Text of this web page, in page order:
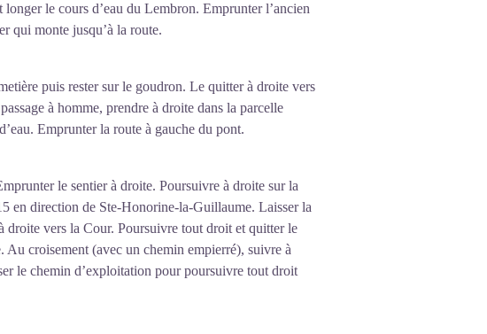
le cours d’eau du Lembron. Emprunter l’ancien
qui monte jusqu’à la route.
puis rester sur le goudron. Le quitter à droite vers
à homme, prendre à droite dans la parcelle
Emprunter la route à gauche du pont.
le sentier à droite. Poursuivre à droite sur la
en direction de Ste-Honorine-la-Guillaume. Laisser la
droite vers la Cour. Poursuivre tout droit et quitter le
Au croisement (avec un chemin empierré), suivre à
le chemin d’exploitation pour poursuivre tout droit